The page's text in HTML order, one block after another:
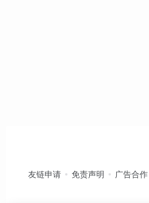
友链申请 免责声明 广告合作